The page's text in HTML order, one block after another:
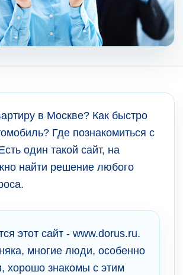
в Москве? Как быстро
Где познакомиться с
один такой сайт, на
найти решение любого
этот сайт - www.dorus.ru.
многие люди, особенно
хорошо знакомы с этим